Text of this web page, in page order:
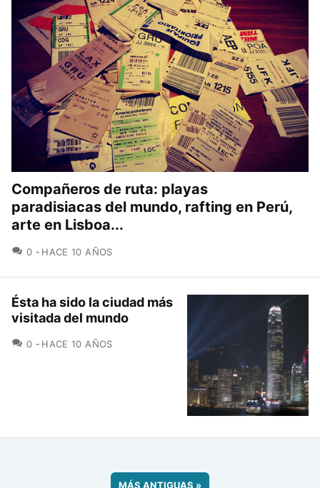
Compañeros de ruta: playas
paradisiacas del mundo, rafting en Perú,
arte en Lisboa...
0 COMENTARIOS
HACE 10 AÑOS
Ésta ha sido la ciudad más
visitada del mundo
0 COMENTARIOS
HACE 10 AÑOS
MÁS ANTIGUAS »